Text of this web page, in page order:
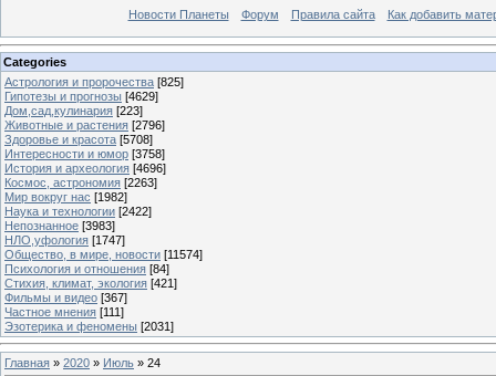
Новости Планеты Форум Правила сайта Как добавить
Categories
Астрология и пророчества [825]
Гипотезы и прогнозы [4629]
Дом,сад,кулинария [223]
Животные и растения [2796]
Здоровье и красота [5708]
Интересности и юмор [3758]
История и археология [4696]
Космос, астрономия [2263]
Мир вокруг нас [1982]
Наука и технологии [2422]
Непознанное [3983]
НЛО,уфология [1747]
Общество, в мире, новости [11574]
Психология и отношения [84]
Стихия, климат, экология [421]
Фильмы и видео [367]
Частное мнения [111]
Эзотерика и феномены [2031]
Главная » 2020 » Июль » 24